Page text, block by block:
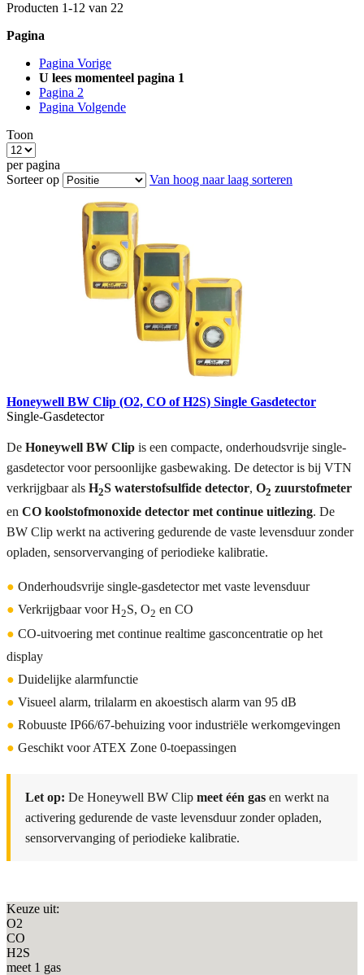
Producten 1-12 van 22
Pagina
Pagina Vorige
U lees momenteel pagina 1
Pagina 2
Pagina Volgende
Toon
per pagina
Sorteer op
Van hoog naar laag sorteren
Honeywell BW Clip (O2, CO of H2S) Single Gasdetector
Single-Gasdetector
De Honeywell BW Clip is een compacte, onderhoudsvrije single-
gasdetector voor persoonlijke gasbewaking. De detector is bij VTN
verkrijgbaar als H2S waterstofsulfide detector, O2 zuurstofmeter
en CO koolstofmonoxide detector met continue uitlezing. De
BW Clip werkt na activering gedurende de vaste levensduur zonder
opladen, sensorvervanging of periodieke kalibratie.
● Onderhoudsvrije single-gasdetector met vaste levensduur
● Verkrijgbaar voor H2S, O2 en CO
● CO-uitvoering met continue realtime gasconcentratie op het
display
● Duidelijke alarmfunctie
● Visueel alarm, trilalarm en akoestisch alarm van 95 dB
● Robuuste IP66/67-behuizing voor industriële werkomgevingen
● Geschikt voor ATEX Zone 0-toepassingen
Let op: De Honeywell BW Clip meet één gas en werkt na
activering gedurende de vaste levensduur zonder opladen,
sensorvervanging of periodieke kalibratie.
Keuze uit:
O2
CO
H2S
meet 1 gas